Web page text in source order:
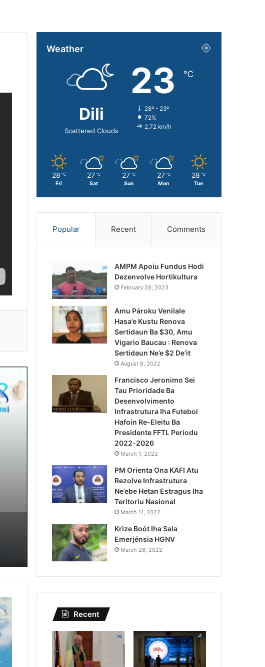
Lei Siberseguransa Ajuda
Kaptura Autór Kriminozu
Estranjeiru
Weather
Dili
Scattered Clouds
23 ℃
28º - 23º
72%
2.72 km/h
28 ℃
Fri
27 ℃
Sat
27 ℃
Sun
27 ℃
Mon
28 ℃
Tue
Popular Recent Comments
AMPM Apoiu Fundus Hodi
Dezenvolve Hortikultura
February 28, 2023
Amu Pároku Venilale
Hasa’e Kustu Renova
Sertidaun Ba $30, Amu
Vigario Baucau : Renova
Sertidaun Ne’e $2 De’it
August 8, 2022
Francisco Jeronimo Sei
Tau Prioridade Ba
Desenvolvimento
Infrastrutura Iha Futebol
Hafoin Re-Eleitu Ba
Presidente FFTL Periodu
2022-2026
March 1, 2022
PM Orienta Ona KAFI Atu
Rezolve Infrastrutura
Ne’ebe Hetan Estragus Iha
Teritoriu Nasional
March 11, 2022
Krize Boót Iha Sala
Emerjénsia HGNV
March 26, 2022
Recent